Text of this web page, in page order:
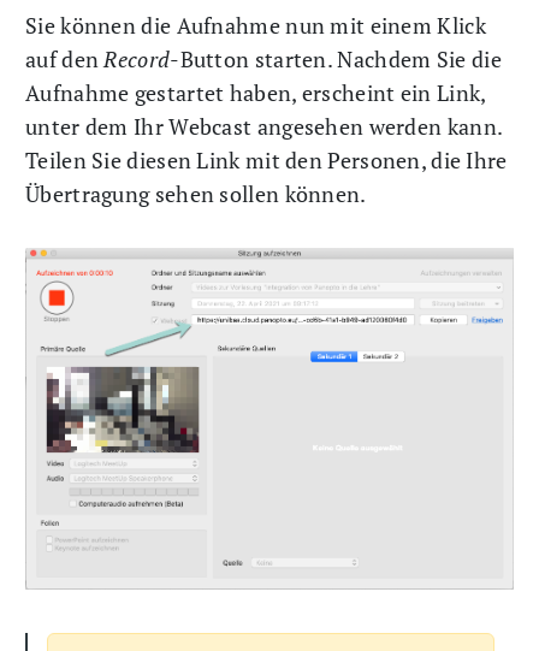
Sie können die Aufnahme nun mit einem Klick
auf denRecord-Button starten. Nachdem Sie die
Aufnahme gestartet haben, erscheint ein Link,
unter dem Ihr Webcast angesehen werden kann.
Teilen Sie diesen Link mit den Personen, die Ihre
Übertragung sehen sollen können.